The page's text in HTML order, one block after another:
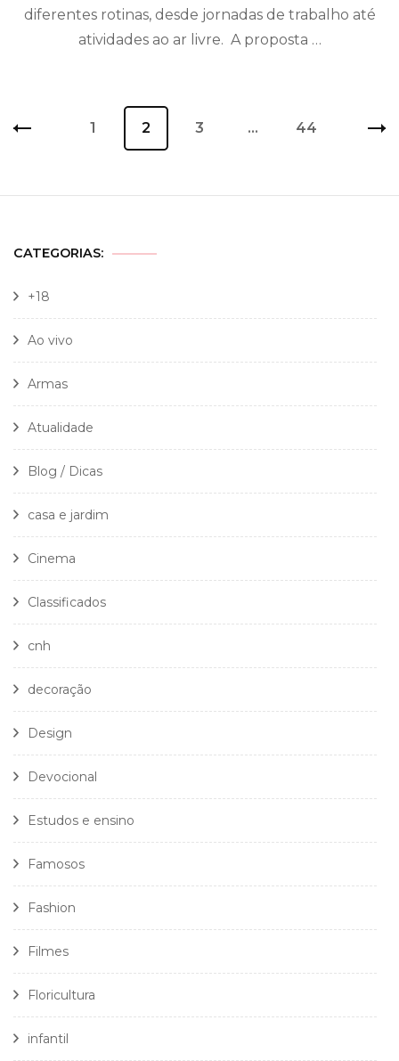
diferentes rotinas, desde jornadas de trabalho até
atividades ao ar livre. A proposta …
Página
1 Página
2 Página
3 … Página
44
CATEGORIAS:
+18
Ao vivo
Armas
Atualidade
Blog / Dicas
casa e jardim
Cinema
Classificados
cnh
decoração
Design
Devocional
Estudos e ensino
Famosos
Fashion
Filmes
Floricultura
infantil